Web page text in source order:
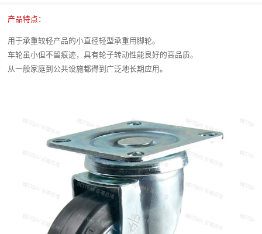
产品特点：
用于承重较轻产品的小直径轻型承重用脚轮。
车轮虽小但不留痕迹，具有轮子转动性能良好的高品质。
从一般家庭到公共设施都得到广泛地长期应用。